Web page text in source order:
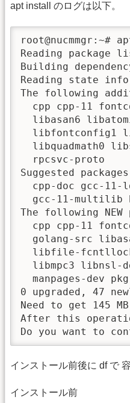
apt install のログは以下。
Reading package
Building
Reading state
The following
cpp cpp-11
libasan6
libfontconfig1
libquadmath0
  rpcsvc-proto
Suggested
cpp-doc gcc-11-
gcc-11-multilib
The following
cpp cpp-11
golang-src
libfile-
libmpc3 libnsl-
manpages-dev
0 upgraded, 47
Need to get 145
After this
インストール前後に df で
インストール前